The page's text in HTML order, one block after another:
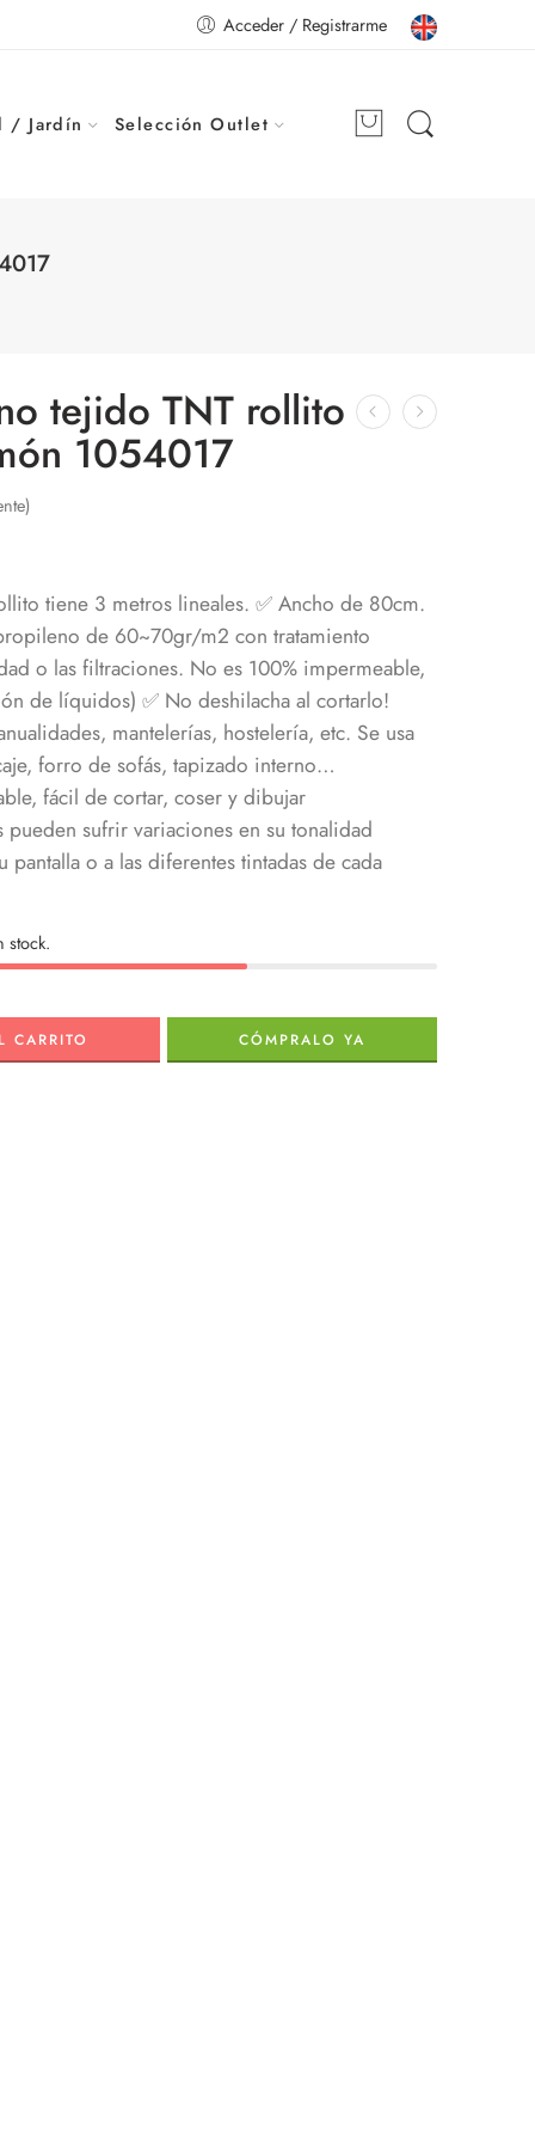
Acceder / Registrarme
/ Jardín Selección Outlet
tejido TNT rollito
1054017
tiene 3 metros lineales. ✅ Ancho de 80cm.
de 60~70gr/m2 con tratamiento
o las filtraciones. No es 100% impermeable,
de líquidos) ✅ No deshilacha al cortarlo!
mantelerías, hostelería, etc. Se usa
forro de sofás, tapizado interno…
fácil de cortar, coser y dibujar
sufrir variaciones en su tonalidad
o a las diferentes tintadas de cada
stock.
CARRITO CÓMPRALO YA